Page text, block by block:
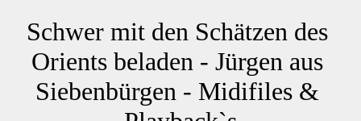
Schwer mit den Schätzen des
Orients beladen - Jürgen aus
Siebenbürgen - Midifiles &